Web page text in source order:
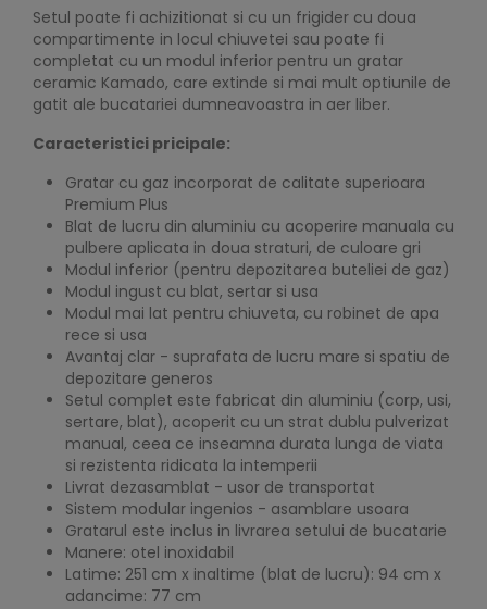
Setul poate fi achizitionat si cu un frigider cu doua
compartimente in locul chiuvetei sau poate fi
completat cu un modul inferior pentru un gratar
ceramic Kamado, care extinde si mai mult optiunile de
gatit ale bucatariei dumneavoastra in aer liber.
Caracteristici pricipale:
Gratar cu gaz incorporat de calitate superioara
Premium Plus
Blat de lucru din aluminiu cu acoperire manuala cu
pulbere aplicata in doua straturi, de culoare gri
Modul inferior (pentru depozitarea buteliei de gaz)
Modul ingust cu blat, sertar si usa
Modul mai lat pentru chiuveta, cu robinet de apa
rece si usa
Avantaj clar - suprafata de lucru mare si spatiu de
depozitare generos
Setul complet este fabricat din aluminiu (corp, usi,
sertare, blat), acoperit cu un strat dublu pulverizat
manual, ceea ce inseamna durata lunga de viata
si rezistenta ridicata la intemperii
Livrat dezasamblat - usor de transportat
Sistem modular ingenios - asamblare usoara
Gratarul este inclus in livrarea setului de bucatarie
Manere: otel inoxidabil
Latime: 251 cm x inaltime (blat de lucru): 94 cm x
adancime: 77 cm